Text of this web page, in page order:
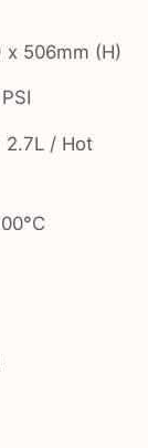
x 506mm (H)
2.7L / Hot